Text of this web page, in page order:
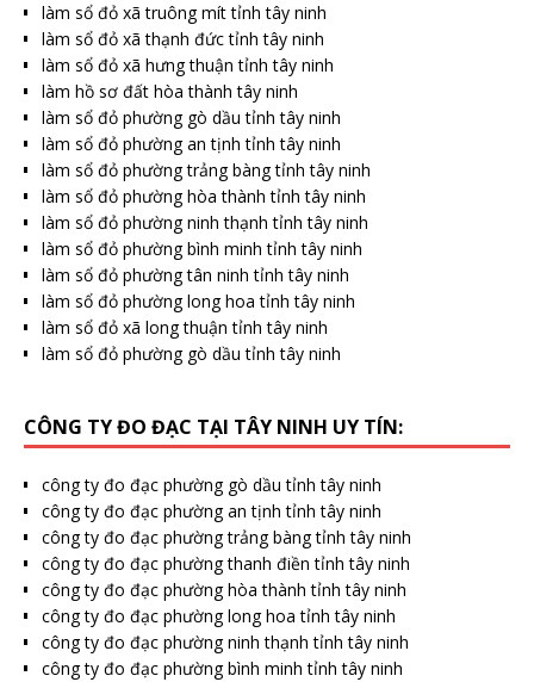
làm sổ đỏ xã truông mít tỉnh tây ninh
làm sổ đỏ xã thạnh đức tỉnh tây ninh
làm sổ đỏ xã hưng thuận tỉnh tây ninh
làm hồ sơ đất hòa thành tây ninh
làm sổ đỏ phường gò dầu tỉnh tây ninh
làm sổ đỏ phường an tịnh tỉnh tây ninh
làm sổ đỏ phường trảng bàng tỉnh tây ninh
làm sổ đỏ phường hòa thành tỉnh tây ninh
làm sổ đỏ phường ninh thạnh tỉnh tây ninh
làm sổ đỏ phường bình minh tỉnh tây ninh
làm sổ đỏ phường tân ninh tỉnh tây ninh
làm sổ đỏ phường long hoa tỉnh tây ninh
làm sổ đỏ xã long thuận tỉnh tây ninh
làm sổ đỏ phường gò dầu tỉnh tây ninh
CÔNG TY ĐO ĐẠC TẠI TÂY NINH UY TÍN:
công ty đo đạc phường gò dầu tỉnh tây ninh
công ty đo đạc phường an tịnh tỉnh tây ninh
công ty đo đạc phường trảng bàng tỉnh tây ninh
công ty đo đạc phường thanh điền tỉnh tây ninh
công ty đo đạc phường hòa thành tỉnh tây ninh
công ty đo đạc phường long hoa tỉnh tây ninh
công ty đo đạc phường ninh thạnh tỉnh tây ninh
công ty đo đạc phường bình minh tỉnh tây ninh